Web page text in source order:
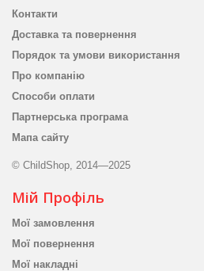
Контакти
Доставка та повернення
Порядок та умови використання
Про компанію
Способи оплати
Партнерська програма
Мапа сайту
© ChildShop, 2014—2025
Мій Профіль
Мої замовлення
Мої повернення
Мої накладні